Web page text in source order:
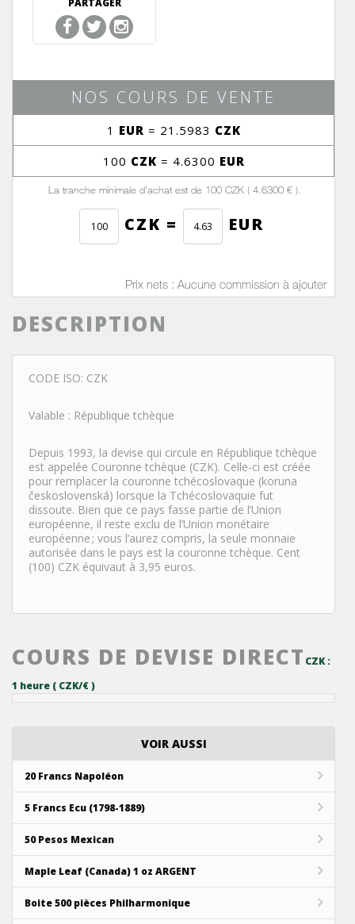
PARTAGER
NOS COURS DE VENTE
1 EUR = 21.5983 CZK
100 CZK = 4.6300 EUR
La tranche minimale d'achat est de 100 CZK ( 4.6300 € ).
CZK = EUR
Prix nets : Aucune commission à ajouter
DESCRIPTION
CODE ISO: CZK
Valable : République tchèque
Depuis 1993, la devise qui circule en République tchèque
est appelée Couronne tchèque (CZK). Celle-ci est créée
pour remplacer la couronne tchécoslovaque (koruna
československá) lorsque la Tchécoslovaquie fut
dissoute. Bien que ce pays fasse partie de l’Union
européenne, il reste exclu de l’Union monétaire
européenne; vous l’aurez compris, la seule monnaie
autorisée dans le pays est la couronne tchèque. Cent
(100) CZK équivaut à 3,95 euros.
COURS DE DEVISE DIRECT CZK :
1 heure ( CZK/€ )
VOIR AUSSI
20 Francs Napoléon
5 Francs Ecu (1798-1889)
50 Pesos Mexican
Maple Leaf (Canada) 1 oz ARGENT
Boite 500 pièces Philharmonique